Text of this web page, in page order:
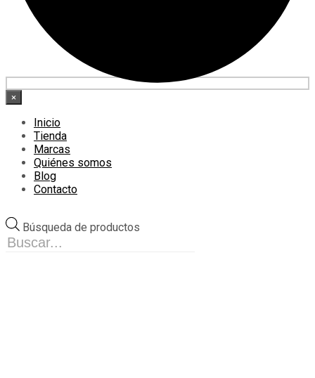
×
Inicio
Tienda
Marcas
Quiénes somos
Blog
Contacto
Búsqueda de productos